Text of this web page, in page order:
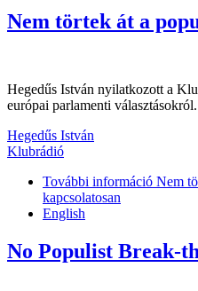
Nem törtek át a
Hegedűs István nyilatkozott a
európai parlamenti választásokról.
Hegedűs István
Klubrádió
További információ Nem
kapcsolatosan
English
No Populist Break-